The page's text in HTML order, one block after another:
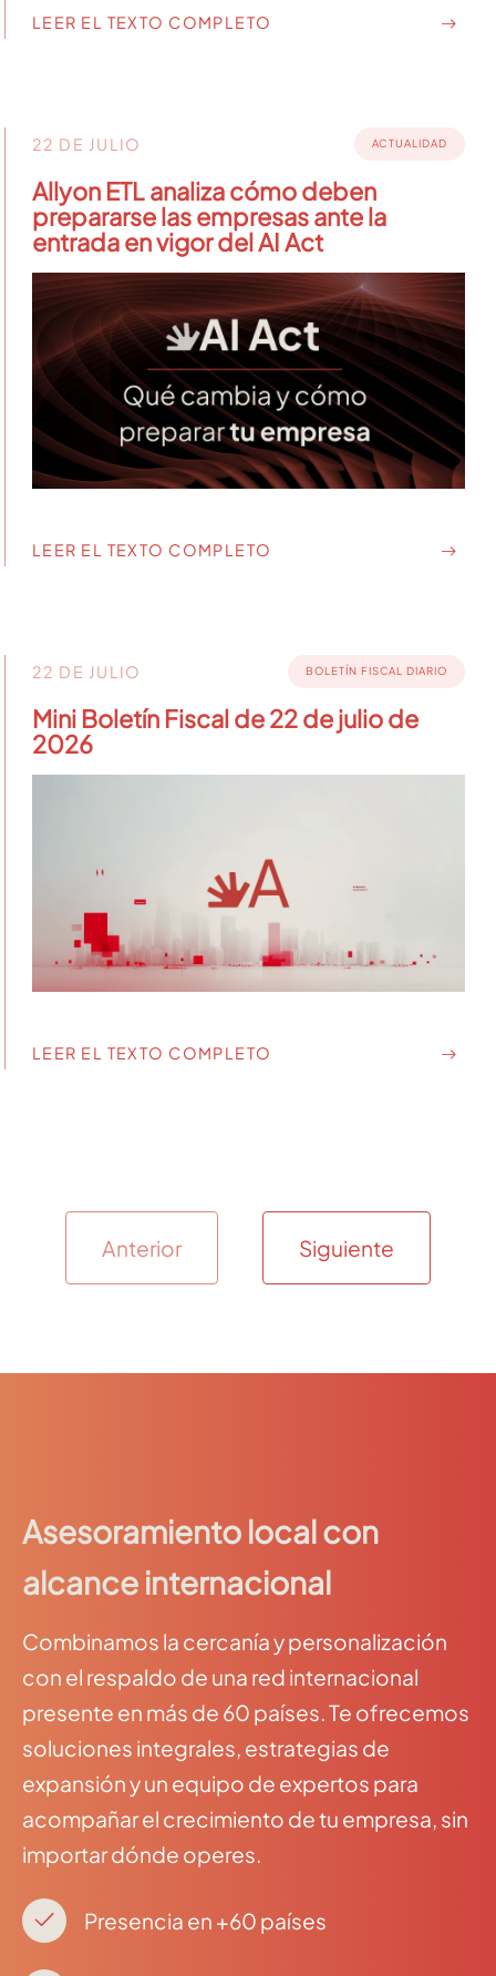
LEER EL TEXTO COMPLETO
22 DE JULIO ACTUALIDAD
Allyon ETL analiza cómo deben
prepararse las empresas ante la
entrada en vigor del AI Act
LEER EL TEXTO COMPLETO
22 DE JULIO BOLETÍN FISCAL DIARIO
Mini Boletín Fiscal de 22 de julio de
2026
LEER EL TEXTO COMPLETO
Anterior Siguiente
Asesoramiento local con
alcance internacional
Combinamos la cercanía y personalización
con el respaldo de una red internacional
presente en más de 60 países. Te ofrecemos
soluciones integrales, estrategias de
expansión y un equipo de expertos para
acompañar el crecimiento de tu empresa, sin
importar dónde operes.
Presencia en +60 países